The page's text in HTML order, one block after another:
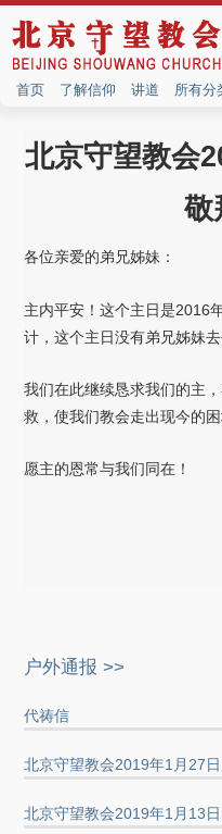
首页 了解信仰 讲道 所有分
北京守望教会
敬
各位亲爱的弟兄姊妹：
主内平安！这个主日是2016
计，这个主日没有弟兄姊妹去
我们在此继续恳求我们的主
救，使我们教会走出现今的
愿主的恩常与我们同在！
户外通报 >>
代祷信
北京守望教会2019年1月27
北京守望教会2019年1月13